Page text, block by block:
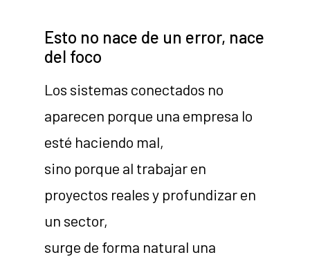
Esto no nace de un error, nace
del foco
Los sistemas conectados no
aparecen porque una empresa lo
esté haciendo mal,
sino porque al trabajar en
proyectos reales y profundizar en
un sector,
surge de forma natural una